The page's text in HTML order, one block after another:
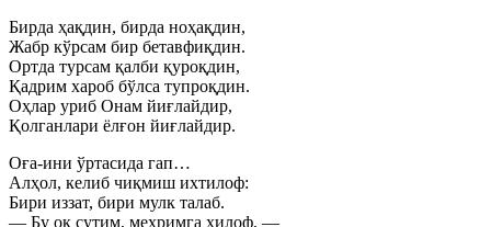
Бирда ҳақдин, бирда ноҳақдин,
Жабр кўрсам бир бетавфиқдин.
Ортда турсам қалби қуроқдин,
Қадрим хароб бўлса тупроқдин.
Оҳлар уриб Онам йиғлайдир,
Қолганлари ёлғон йиғлайдир.
Оға-ини ўртасида гап…
Алҳол, келиб чиқмиш ихтилоф:
Бири иззат, бири мулк талаб.
— Бу оқ сутим, меҳримга хилоф, —